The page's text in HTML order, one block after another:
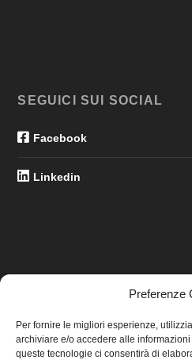
Preferenze
Per fornire le migliori esperienze,
archiviare e/o accedere alle
queste tecnologie ci consentirà di
SEGUICI SUI SOCIAL
Facebook
Linkedin
Home